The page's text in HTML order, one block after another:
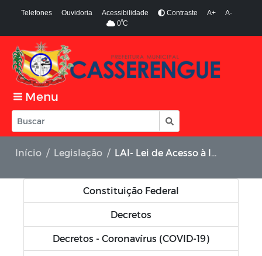
Telefones Ouvidoria Acessibilidade Contraste A+
A-
0ºC
Menu
Início Legislação LAI- Lei de Acesso à Informação
Constituição Federal
Decretos
Decretos - Coronavírus (COVID-19)